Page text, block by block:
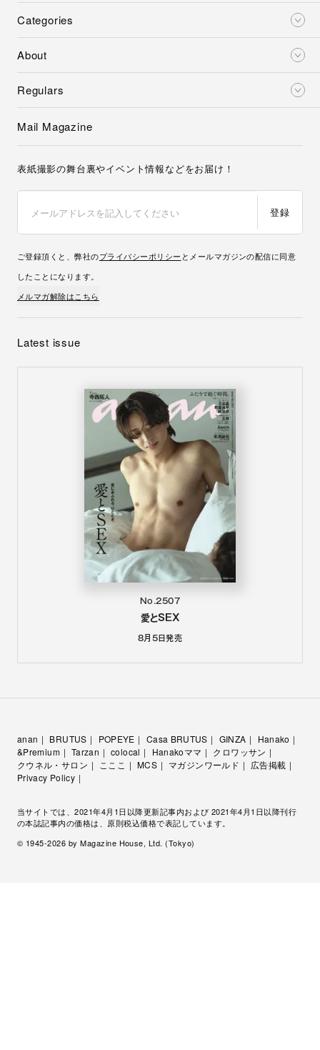
Categories
About
Regulars
Mail Magazine
表紙撮影の舞台裏やイベント情報などをお届け！
登録
ご登録頂くと、弊社のプライバシーポリシー とメールマガジンの配信に同意
したことになります。
メルマガ解除はこちら
Latest issue
No.2507
愛とSEX
8月5日発売
anan BRUTUS POPEYE Casa BRUTUS GINZA
Hanako
&Premium
Tarzan colocal Hanakoママ
クロワッサン
クウネル・サロン
こここ MCS マガジンワールド
広告掲載
Privacy Policy
当サイトでは、2021年4月1日以降更新記事内および 2021年4月1日以降刊行
の本誌記事内の価格は、原則税込価格で表記しています。
© 1945-2026 by Magazine House, Ltd. (Tokyo)